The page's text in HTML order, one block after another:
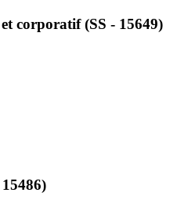
corporatif (SS - 15649)